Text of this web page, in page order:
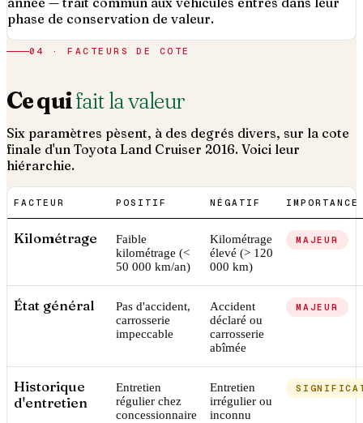
phase de conservation de valeur.
04 · FACTEURS DE COTE
Ce quifait la valeur
Six paramètres pèsent, à des degrés divers, sur la cote
finale d'un Toyota Land Cruiser 2016. Voici leur
hiérarchie.
FACTEUR POSITIF NÉGATIF IMPORTANCE
Kilométrage
Faible
kilométrage (<
50 000 km/an)
Kilométrage
élevé (> 120
000 km)
MAJEUR
État général
Pas d'accident,
carrosserie
impeccable
Accident
déclaré ou
carrosserie
abîmée
MAJEUR
Historique
d'entretien
Entretien
régulier chez
concessionnaire
Entretien
irrégulier ou
inconnu